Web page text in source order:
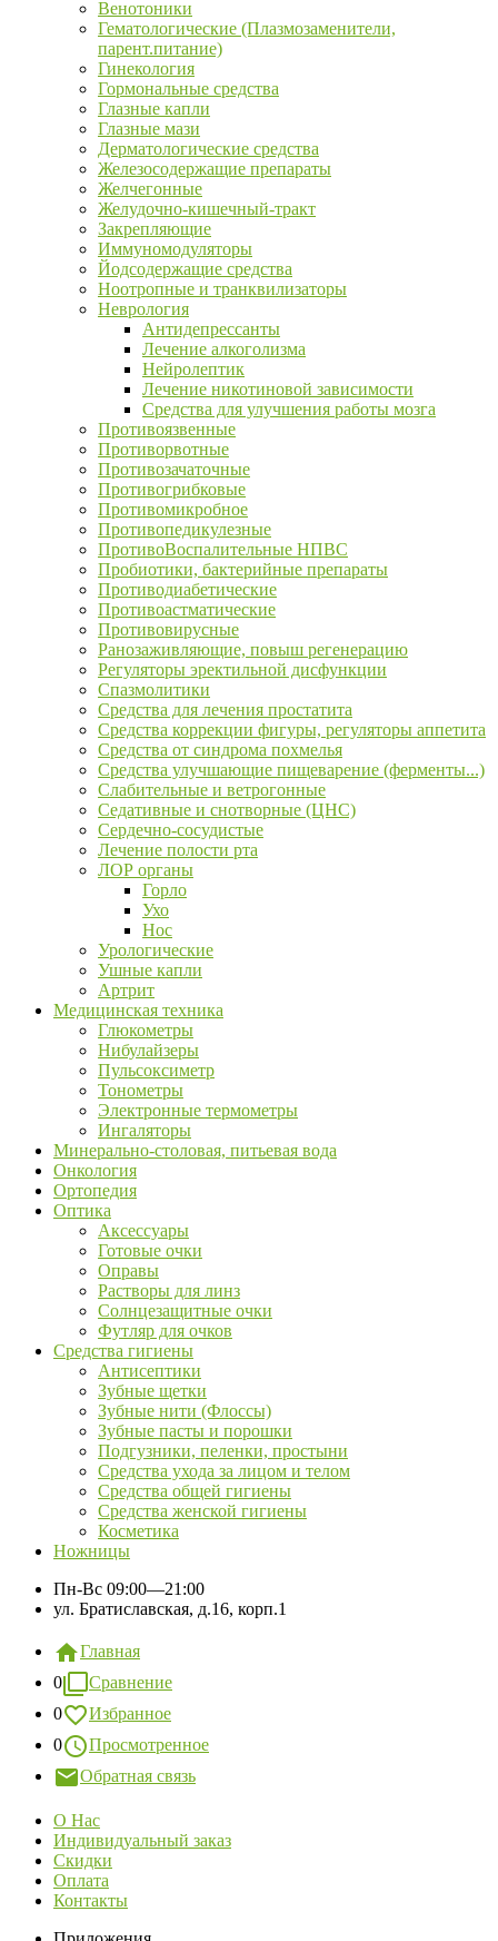
Венотоники
Гематологические (Плазмозаменители,
парент.питание)
Гинекология
Гормональные средства
Глазные капли
Глазные мази
Дерматологические средства
Железосодержащие препараты
Желчегонные
Желудочно-кишечный-тракт
Закрепляющие
Иммуномодуляторы
Йодсодержащие средства
Ноотропные и транквилизаторы
Неврология
Антидепрессанты
Лечение алкоголизма
Нейролептик
Лечение никотиновой зависимости
Средства для улучшения работы мозга
Противоязвенные
Противорвотные
Противозачаточные
Противогрибковые
Противомикробное
Противопедикулезные
ПротивоВоспалительные НПВС
Пробиотики, бактерийные препараты
Противодиабетические
Противоастматические
Противовирусные
Ранозаживляющие, повыш регенерацию
Регуляторы эректильной дисфункции
Спазмолитики
Средства для лечения простатита
Средства коррекции фигуры, регуляторы аппетита
Средства от синдрома похмелья
Средства улучшающие пищеварение (ферменты...)
Слабительные и ветрогонные
Седативные и снотворные (ЦНС)
Сердечно-сосудистые
Лечение полости рта
ЛОР органы
Горло
Ухо
Нос
Урологические
Ушные капли
Артрит
Медицинская техника
Глюкометры
Нибулайзеры
Пульсоксиметр
Тонометры
Электронные термометры
Ингаляторы
Минерально-столовая, питьевая вода
Онкология
Ортопедия
Оптика
Аксессуары
Готовые очки
Оправы
Растворы для линз
Солнцезащитные очки
Футляр для очков
Средства гигиены
Антисептики
Зубные щетки
Зубные нити (Флоссы)
Зубные пасты и порошки
Подгузники, пеленки, простыни
Средства ухода за лицом и телом
Средства общей гигиены
Средства женской гигиены
Косметика
Ножницы
Пн-Вс 09:00—21:00
ул. Братиславская, д.16, корп.1
Главная
0
Сравнение
0
Избранное
0
Просмотренное
Обратная связь
О Нас
Индивидуальный заказ
Скидки
Оплата
Контакты